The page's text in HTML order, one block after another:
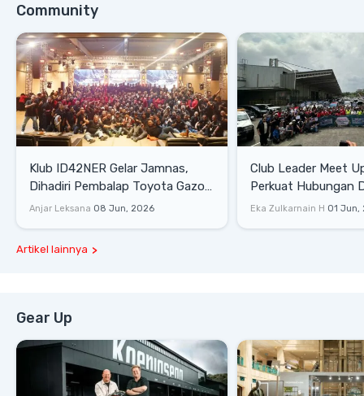
Community
Klub ID42NER Gelar Jamnas,
Dihadiri Pembalap Toyota Gazoo
Racing
Anjar Leksana 08 Jun, 2026
Club Leader Meet
Perkuat Hubungan
Dengan Komunitas
Eka Zulkarnain H 01 Jun,
Artikel lainnya
Gear Up